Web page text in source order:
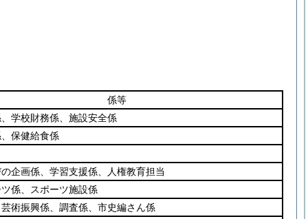
係等
学校財務係、施設安全係
保健給食係
企画係、学習支援係、人権教育担当
係、スポーツ施設係
術振興係、調査係、市史編さん係